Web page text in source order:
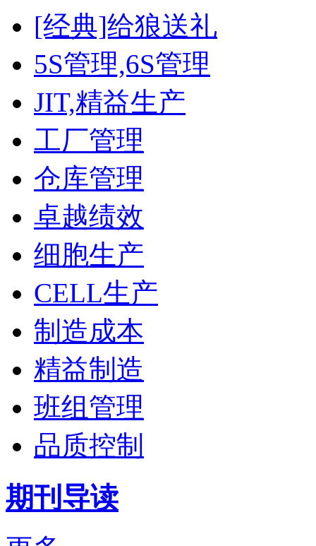
[经典]给狼送礼
5S管理,6S管理
JIT,精益生产
工厂管理
仓库管理
卓越绩效
细胞生产
CELL生产
制造成本
精益制造
班组管理
品质控制
期刊导读